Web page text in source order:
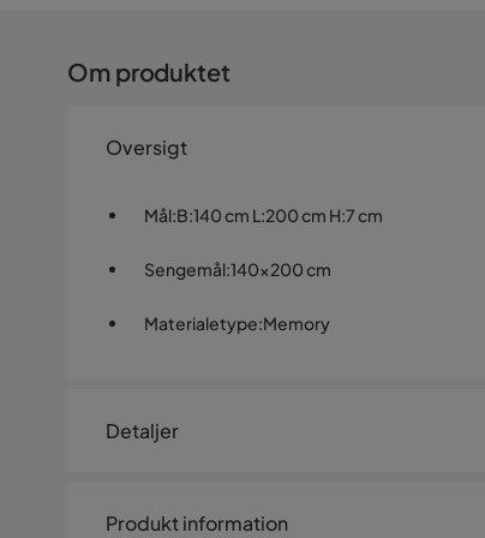
Om produktet
Oversigt
Mål:B:140 cm L:200 cm H:7 cm
Sengemål:140x200 cm
Materialetype:Memory
Detaljer
Størrelse
Produkt information